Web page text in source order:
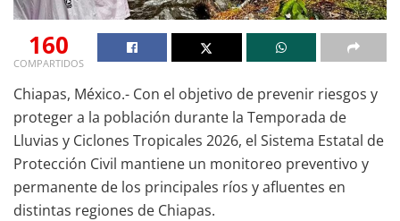
160
COMPARTIDOS
Chiapas, México.- Con el objetivo de prevenir riesgos y
proteger a la población durante la Temporada de
Lluvias y Ciclones Tropicales 2026, el Sistema Estatal de
Protección Civil mantiene un monitoreo preventivo y
permanente de los principales ríos y afluentes en
distintas regiones de Chiapas.